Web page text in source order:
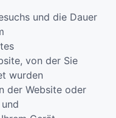
und die Dauer
von der Sie
wurden
der Website oder